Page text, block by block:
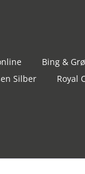
Bing &
Silber Royal